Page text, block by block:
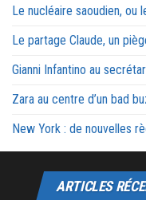
Le nucléaire saoudien, ou
Le partage Claude, un
Gianni Infantino au
Zara au centre d’un bad
New York : de nouvelles
ARTICLES